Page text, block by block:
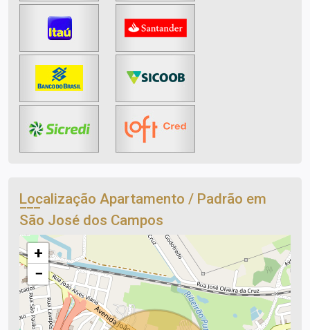
Localização Apartamento / Padrão em
São José dos Campos
+
−